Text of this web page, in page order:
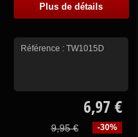
Plus de détails
Référence : TW1015D
6,97 €
-30%
9,95 €